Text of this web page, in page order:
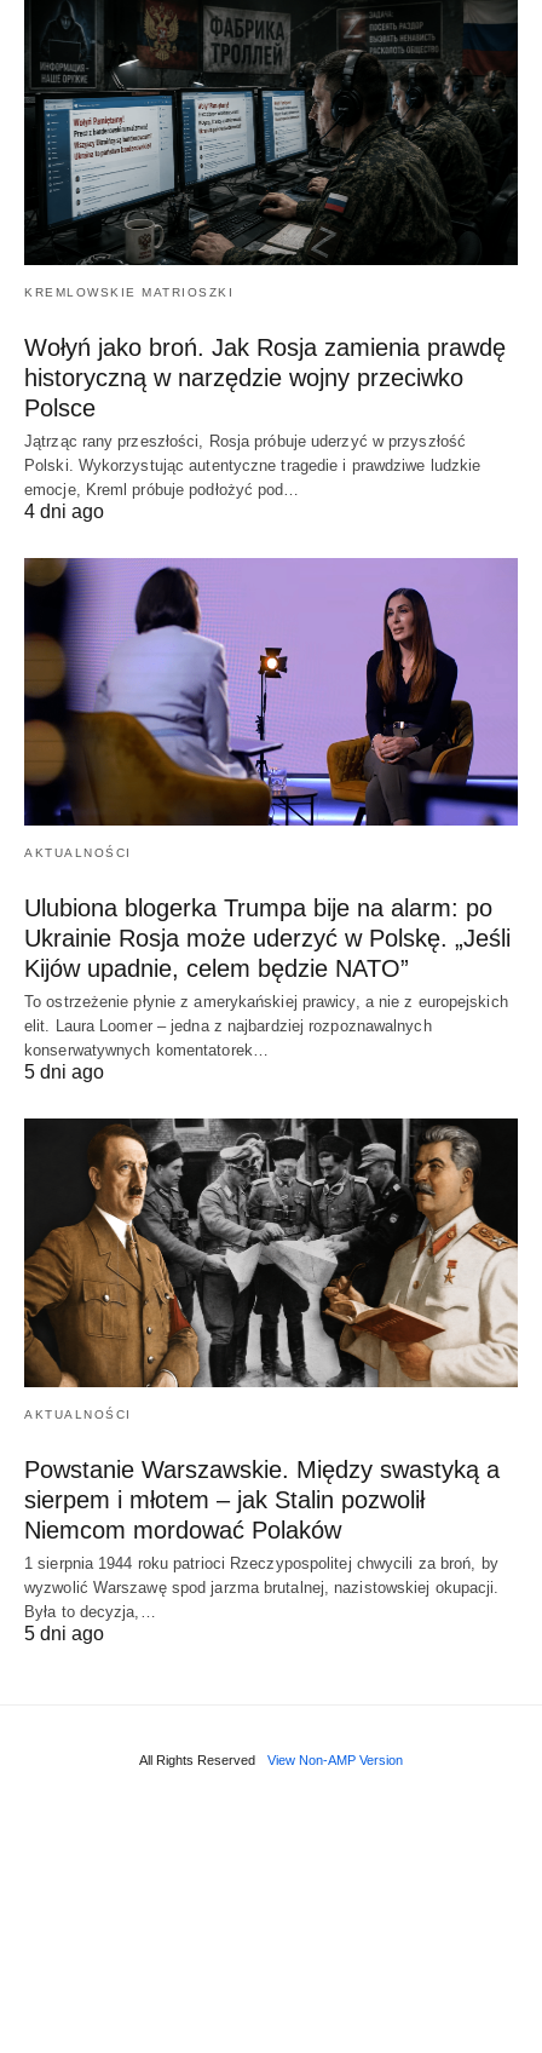
KREMLOWSKIE MATRIOSZKI
Wołyń jako broń. Jak Rosja zamienia prawdę
historyczną w narzędzie wojny przeciwko
Polsce
Jątrząc rany przeszłości, Rosja próbuje uderzyć w przyszłość
Polski. Wykorzystując autentyczne tragedie i prawdziwe ludzkie
emocje, Kreml próbuje podłożyć pod…
4 dni ago
AKTUALNOŚCI
Ulubiona blogerka Trumpa bije na alarm: po
Ukrainie Rosja może uderzyć w Polskę. „Jeśli
Kijów upadnie, celem będzie NATO”
To ostrzeżenie płynie z amerykańskiej prawicy, a nie z europejskich
elit. Laura Loomer – jedna z najbardziej rozpoznawalnych
konserwatywnych komentatorek…
5 dni ago
AKTUALNOŚCI
Powstanie Warszawskie. Między swastyką a
sierpem i młotem – jak Stalin pozwolił
Niemcom mordować Polaków
1 sierpnia 1944 roku patrioci Rzeczypospolitej chwycili za broń, by
wyzwolić Warszawę spod jarzma brutalnej, nazistowskiej okupacji.
Była to decyzja,…
5 dni ago
All Rights Reserved View Non-AMP Version